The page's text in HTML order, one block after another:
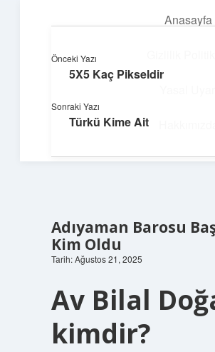
Anasayfa
Huzurlu Yaşam
Hayatına ferahlık katan öneriler!
Adıyaman Barosu
Kim Oldu
Tarih: Ağustos 21, 2025
Av Bilal
kimdir?
Önceki Yazı
5X5 Kaç Pikseldir
Sonraki Yazı
Türkü Kime Ait